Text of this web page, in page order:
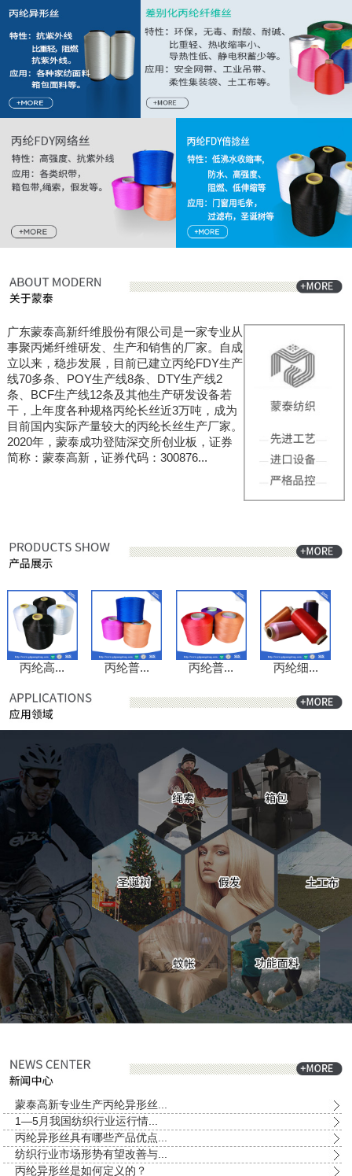
广东蒙泰高新纤维股份有限公司是一家专业从
事聚丙烯纤维研发、生产和销售的厂家。自成
立以来，稳步发展，目前已建立丙纶FDY生产
线70多条、POY生产线8条、DTY生产线2
条、BCF生产线12条及其他生产研发设备若
干，上年度各种规格丙纶长丝近3万吨，成为
目前国内实际产量较大的丙纶长丝生产厂家。
2020年，蒙泰成功登陆深交所创业板，证券
简称：蒙泰高新，证券代码：300876...
丙纶高... 丙纶普... 丙纶普... 丙纶细...
蒙泰高新专业生产丙纶异形丝...
1—5月我国纺织行业运行情...
丙纶异形丝具有哪些产品优点...
纺织行业市场形势有望改善与...
丙纶异形丝是如何定义的？